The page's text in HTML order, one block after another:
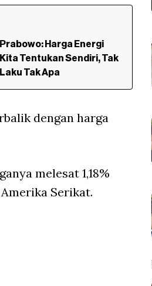
Prabowo: Harga Energi
Kita Tentukan Sendiri, Tak
Laku Tak Apa
dengan harga
melesat 1,18%
Serikat.